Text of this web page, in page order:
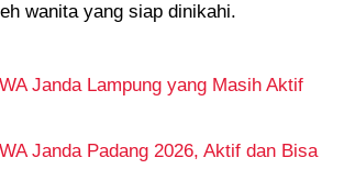
wanita yang siap dinikahi.
Janda Lampung yang Masih Aktif
Janda Padang 2026, Aktif dan Bisa